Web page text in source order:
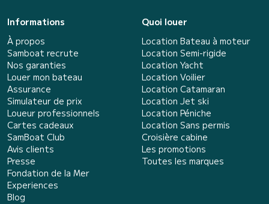
Informations
À propos
Samboat recrute
Nos garanties
Louer mon bateau
Assurance
Simulateur de prix
Loueur professionnels
Cartes cadeaux
SamBoat Club
Avis clients
Presse
Fondation de la Mer
Experiences
Blog
Quoi louer
Location Bateau à moteur
Location Semi-rigide
Location Yacht
Location Voilier
Location Catamaran
Location Jet ski
Location Péniche
Location Sans permis
Croisière cabine
Les promotions
Toutes les marques